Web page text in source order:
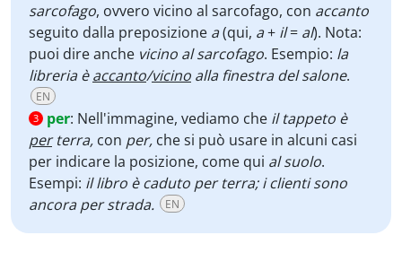
sarcofago, ovvero vicino al sarcofago, con accanto
seguito dalla preposizione a(qui, a+ il= al). Nota:
puoi dire anche vicino al sarcofago. Esempio: la
libreria èaccanto/vicino alla finestra del salone.
EN
3 per: Nell'immagine, vediamo che il tappeto è
perterra, con per, che si può usare in alcuni casi
per indicare la posizione, come qui al suolo.
Esempi: il libro è caduto per terra; i clienti sono
ancora per strada.
EN